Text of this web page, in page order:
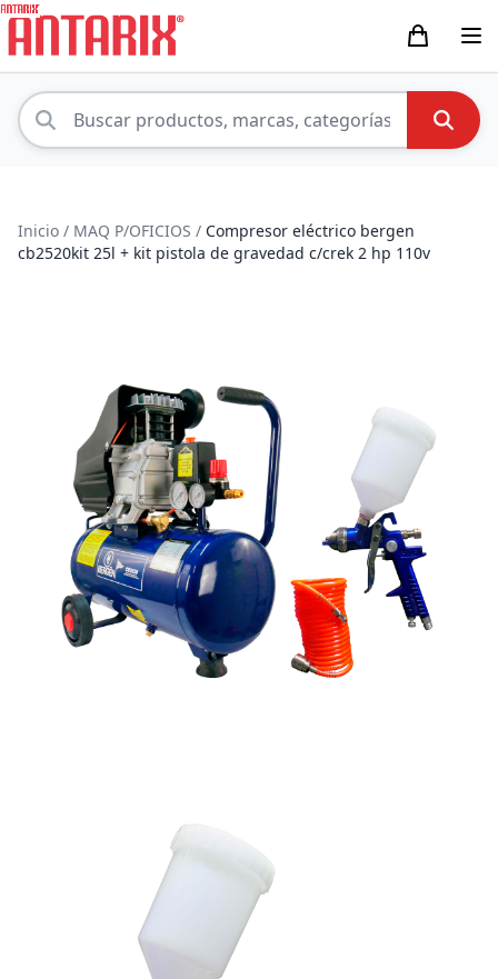
Inicio / MAQ P/OFICIOS / Compresor eléctrico bergen
cb2520kit 25l + kit pistola de gravedad c/crek 2 hp 110v